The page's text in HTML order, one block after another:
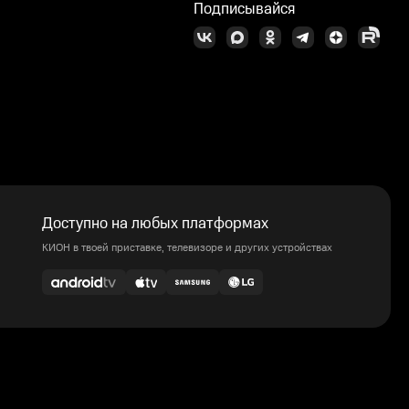
Подписывайся
Доступно на любых платформах
КИОН в твоей приставке, телевизоре и других устройствах